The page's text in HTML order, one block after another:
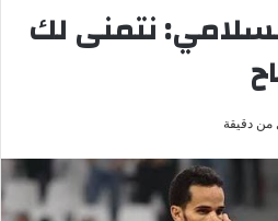
نتمنى لك
من دقيقة